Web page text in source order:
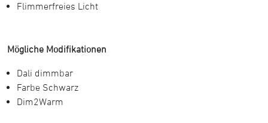
Flimmerfreies Licht
Mögliche Modifikationen
Dali dimmbar
Farbe Schwarz
Dim2Warm